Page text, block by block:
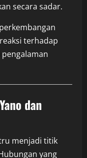
secara sadar.
terhadap
dan
menjadi titik
yang